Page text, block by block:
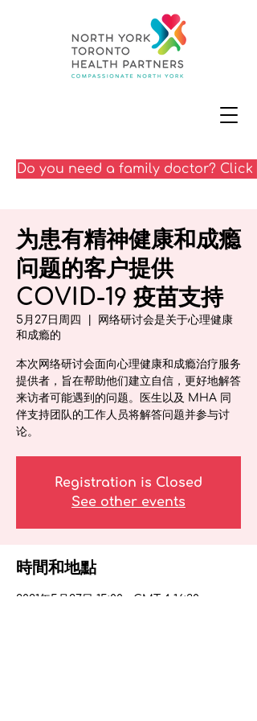
Do you need a family doctor? Click
为患有精神健康和成瘾
问题的客户提供
COVID-19 疫苗支持
5月27日周四
网络研讨会是关于心理健康
和成瘾的
本次网络研讨会面向心理健康和成瘾治疗服务
提供者，旨在帮助他们建立自信，更好地解答
来访者可能遇到的问题。医生以及 MHA 同
伴支持团队的工作人员将解答问题并参与讨
论。
Registration is Closed
See other events
時間和地點
2021年5月27日 15:00 – GMT-4 16:30